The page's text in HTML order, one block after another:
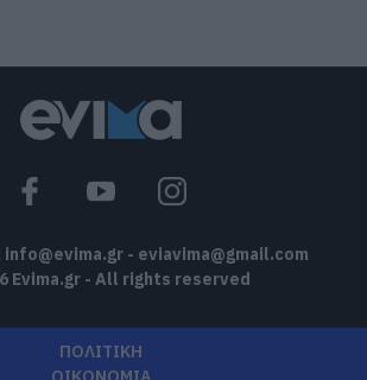
info@evima.gr - eviavima@gmail.com
Evima.gr - All rights reserved
ΠΟΛΙΤΙΚΗ